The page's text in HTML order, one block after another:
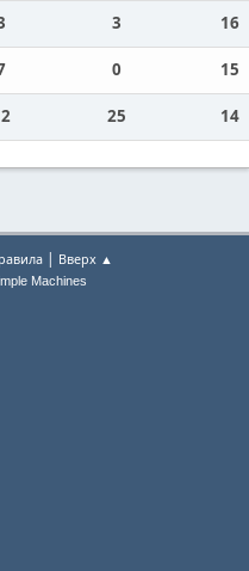
3
16
0
15
25 14
| Вверх ▲
Machines